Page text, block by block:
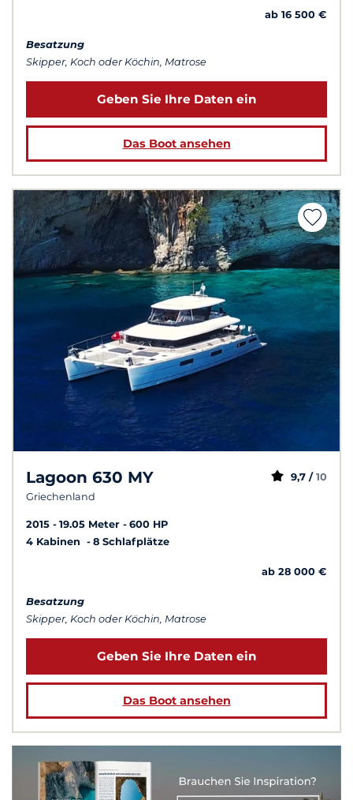
ab 16 500 €
Besatzung
Skipper, Koch oder Köchin, Matrose
Geben Sie Ihre Daten ein
Das Boot ansehen
Lagoon 630 MY
Griechenland
9,7 / 10
2015 19.05 Meter
600 HP
4 Kabinen
8 Schlafplätze
ab 28 000 €
Besatzung
Skipper, Koch oder Köchin, Matrose
Geben Sie Ihre Daten ein
Das Boot ansehen